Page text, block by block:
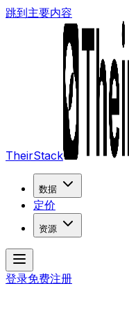
跳到主要内容
TheirStack
数据
定价
资源
登录免费注册